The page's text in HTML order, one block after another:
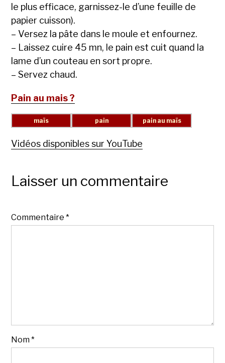
le plus efficace, garnissez-le d’une feuille de
papier cuisson).
– Versez la pâte dans le moule et enfournez.
– Laissez cuire 45 mn, le pain est cuit quand la
lame d’un couteau en sort propre.
– Servez chaud.
Pain au mais ?
Vidéos disponibles sur YouTube
Laisser un commentaire
Commentaire*
Nom*